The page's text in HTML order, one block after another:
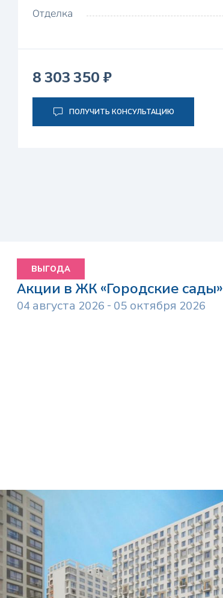
Отделка
8 303 350 ₽
ПОЛУЧИТЬ КОНСУЛЬТАЦИЮ
ВЫГОДА
Акции в ЖК «Городские сады»
04 августа 2026 - 05 октября 2026